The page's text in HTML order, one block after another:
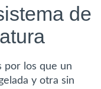
de
por los que un
y otra sin